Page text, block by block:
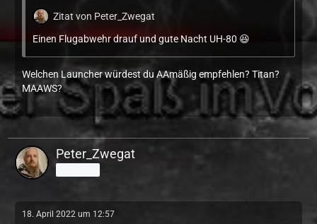
Zitat von Peter_Zwegat
Einen Flugabwehr drauf und gute Nacht UH-80 😆
Welchen Launcher würdest du AAmäßig empfehlen? Titan?
MAAWS?
Peter_Zwegat
18. April 2022 um 12:57